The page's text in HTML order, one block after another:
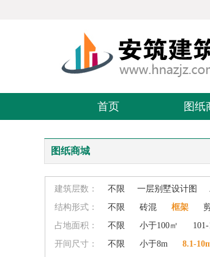
首页 图纸
图纸商城
建筑层数： 不限 一层别墅设计图
结构形式：
不限 砖混 框架
占地面积：
不限 小于100㎡
开间尺寸：
不限 小于8m 8.1-